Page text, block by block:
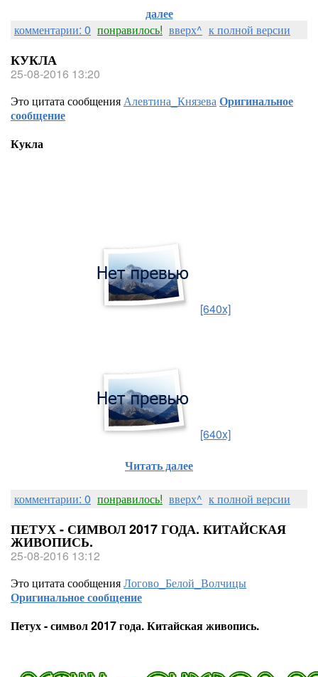
далее
комментарии: 0 понравилось! вверх^ к полной версии
КУКЛА
25-08-2016 13:20
Это цитата сообщенияАлевтина_КнязеваОригинальное
сообщение
Кукла
[640x]
[640x]
Читать далее
комментарии: 0 понравилось! вверх^ к полной версии
ПЕТУХ - СИМВОЛ 2017 ГОДА. КИТАЙСКАЯ
ЖИВОПИСЬ.
25-08-2016 13:12
Это цитата сообщенияЛогово_Белой_Волчицы
Оригинальное сообщение
Петух - символ 2017 года. Китайская живопись.